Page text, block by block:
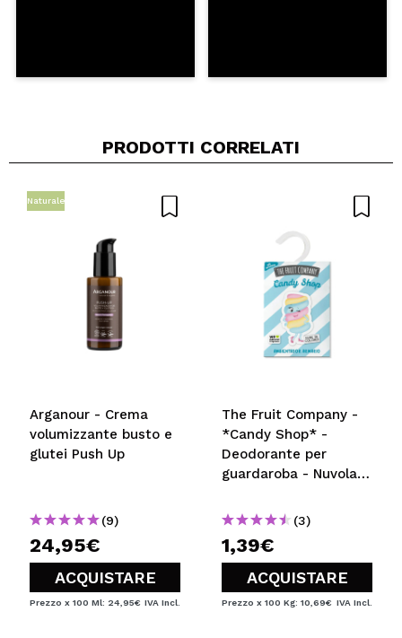
PRODOTTI CORRELATI
Naturale
Arganour - Crema
volumizzante busto e
glutei Push Up
(9)
24,95€
ACQUISTARE
Prezzo x 100 Ml: 24,95€ IVA Incl.
The Fruit Company -
*Candy Shop* -
Deodorante per
guardaroba - Nuvola
(3)
1,39€
ACQUISTARE
Prezzo x 100 Kg: 10,69€ IVA Incl.